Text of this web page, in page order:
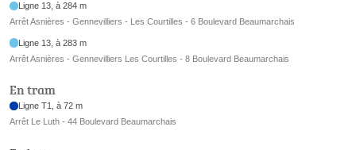
Ligne 13, à 284 m
Arrêt Asnières - Gennevilliers - Les Courtilles - 6 Boulevard Beaumarchais
Ligne 13, à 283 m
Arrêt Asnières - Gennevilliers Les Courtilles - 8 Boulevard Beaumarchais
En tram
Ligne T1, à 72 m
Arrêt Le Luth - 44 Boulevard Beaumarchais